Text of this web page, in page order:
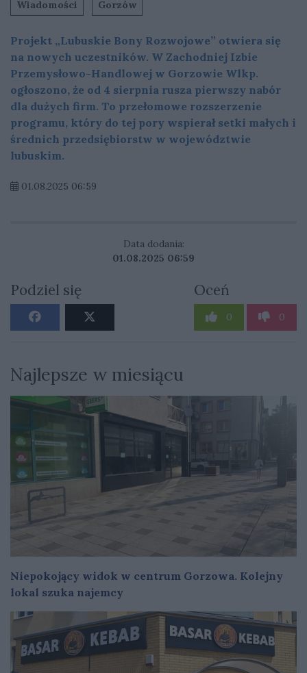
Wiadomości Gorzów
Projekt „Lubuskie Bony Rozwojowe” otwiera się
na nowych uczestników. W Zachodniej Izbie
Przemysłowo-Handlowej w Gorzowie Wlkp.
ogłoszono, że od 4 sierpnia rusza pierwszy nabór
dla dużych firm. To przełomowe rozszerzenie
programu, który do tej pory wspierał setki małych i
średnich przedsiębiorstw w województwie
lubuskim.
01.08.2025 06:59
Data dodania:
01.08.2025 06:59
Podziel się Oceń
0 0
Najlepsze w miesiącu
Niepokojący widok w centrum Gorzowa. Kolejny
lokal szuka najemcy